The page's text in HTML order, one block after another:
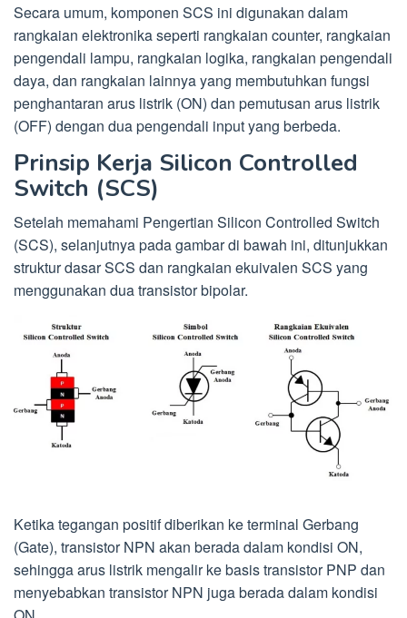
Secara umum, komponen SCS ini digunakan dalam
rangkaian elektronika seperti rangkaian counter, rangkaian
pengendali lampu, rangkaian logika, rangkaian pengendali
daya, dan rangkaian lainnya yang membutuhkan fungsi
penghantaran arus listrik (ON) dan pemutusan arus listrik
(OFF) dengan dua pengendali input yang berbeda.
Prinsip Kerja Silicon Controlled
Switch (SCS)
Setelah memahami Pengertian Silicon Controlled Switch
(SCS), selanjutnya pada gambar di bawah ini, ditunjukkan
struktur dasar SCS dan rangkaian ekuivalen SCS yang
menggunakan dua transistor bipolar.
Ketika tegangan positif diberikan ke terminal Gerbang
(Gate), transistor NPN akan berada dalam kondisi ON,
sehingga arus listrik mengalir ke basis transistor PNP dan
menyebabkan transistor NPN juga berada dalam kondisi